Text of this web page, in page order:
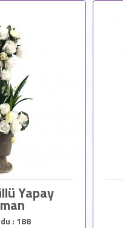
Yapay
: 188